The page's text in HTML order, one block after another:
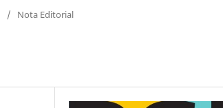
/ Nota Editorial